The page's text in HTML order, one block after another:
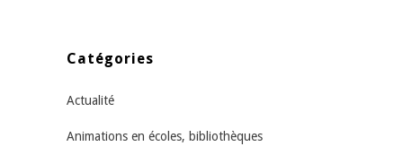
Catégories
Actualité
Animations en écoles, bibliothèques